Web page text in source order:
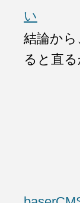
い
結論か
ると直